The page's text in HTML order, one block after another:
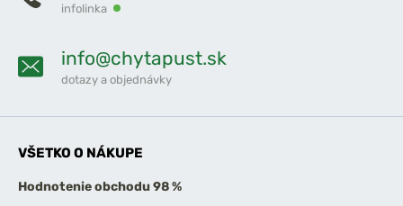
infolinka
info@chytapust.sk
dotazy a objednávky
VŠETKO O NÁKUPE
Hodnotenie obchodu 98 %